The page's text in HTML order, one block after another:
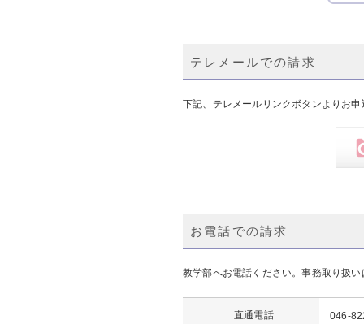
テレメールでの請求
下記、テレメールリンクボタンよりお
お電話での請求
教学部へお電話ください。事務取り扱
直通電話 046-